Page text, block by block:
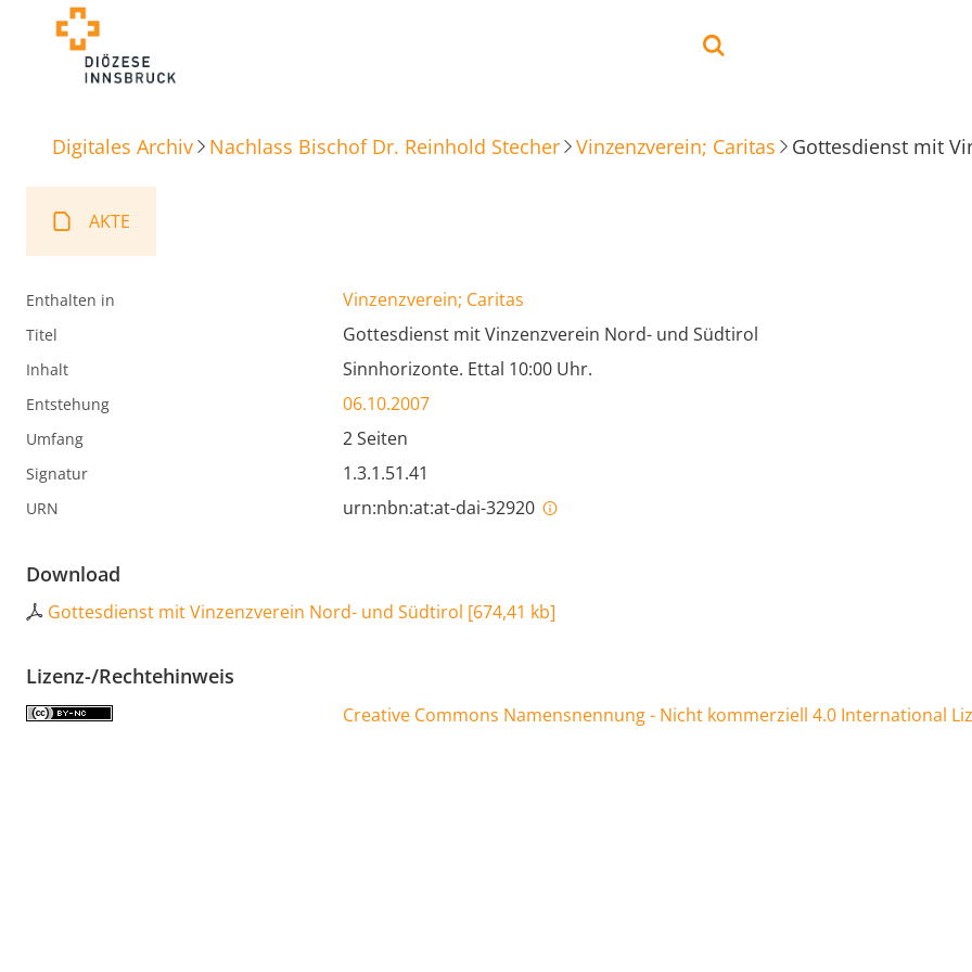
Digitales Archiv Nachlass Bischof Dr. Reinhold Stecher Vinzenzverein; Caritas Gottesdienst mit
AKTE
Enthalten in Vinzenzverein; Caritas
Titel Gottesdienst mit Vinzenzverein Nord- und Südtirol
Inhalt Sinnhorizonte. Ettal 10:00 Uhr.
Entstehung 06.10.2007
Umfang 2 Seiten
Signatur 1.3.1.51.41
URN urn:nbn:at:at-dai-32920
Download
Gottesdienst mit Vinzenzverein Nord- und Südtirol [674,41 kb]
Lizenz-/Rechtehinweis
Creative Commons Namensnennung - Nicht kommerziell 4.0 International